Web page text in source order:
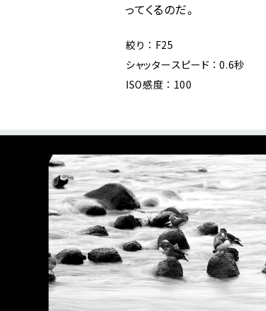
ってくるのだ。
絞り ： F25
シャッタースピード ： 0.6秒
ISO感度 ： 100